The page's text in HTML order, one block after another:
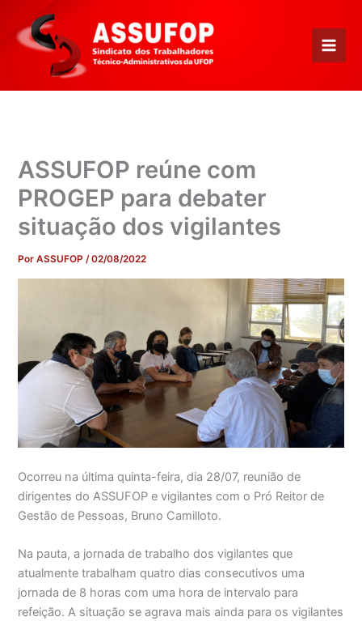
para
conteúdo
ASSUFOP reúne com
PROGEP para debater
situação dos vigilantes
PorASSUFOP/02/08/2022
Ocorreu na última quinta-feira, dia 28/07, reunião de
dirigentes do ASSUFOP e vigilantes com o Pró Reitor de
Gestão de Pessoas, Bruno Camilloto.
Na pauta, a jornada de trabalho dos vigilantes que
atualmente trabalham quatro dias consecutivos uma
jornada de 8 horas com uma hora de intervalo para
refeição. A situação se agrava mais ainda para os vigilantes